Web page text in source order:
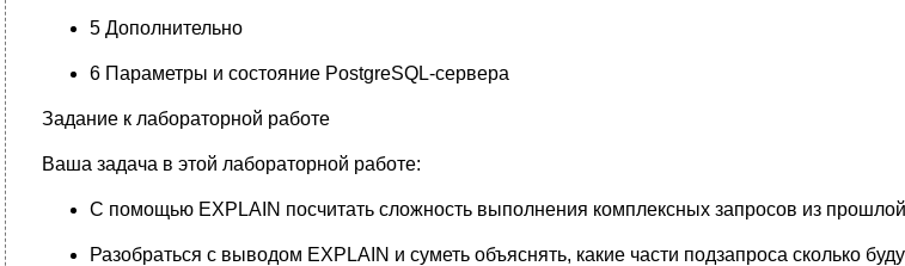
5 Дополнительно
6 Параметры и состояние PostgreSQL-сервера
Задание к лабораторной работе
Ваша задача в этой лабораторной работе:
С помощью EXPLAIN посчитать сложность выполнения комплексных запросов из
Разобраться с выводом EXPLAIN и суметь объяснять, какие части подзапроса сколько